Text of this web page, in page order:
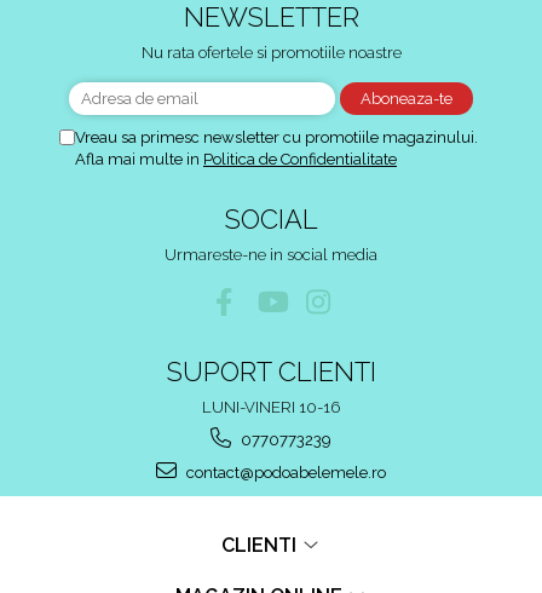
NEWSLETTER
Nu rata ofertele si promotiile noastre
Vreau sa primesc newsletter cu promotiile magazinului.
Afla mai multe in Politica de Confidentialitate
SOCIAL
Urmareste-ne in social media
SUPORT CLIENTI
LUNI-VINERI 10-16
0770773239
contact@podoabelemele.ro
CLIENTI